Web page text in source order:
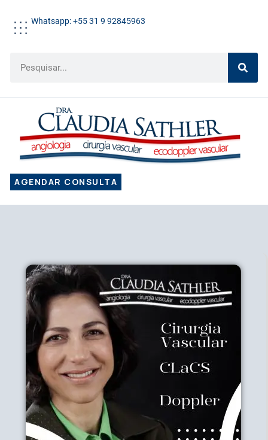
Whatsapp: +55 31 9 92845963
AGENDAR CONSULTA